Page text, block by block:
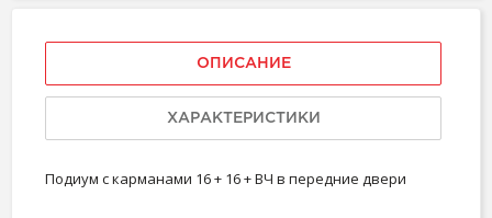
ОПИСАНИЕ
ХАРАКТЕРИСТИКИ
Подиум с карманами 16 + 16 + ВЧ в передние двери